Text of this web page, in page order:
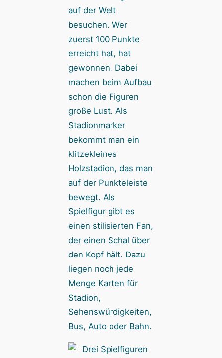
auf der Welt
besuchen. Wer
zuerst 100 Punkte
erreicht hat, hat
gewonnen. Dabei
machen beim Aufbau
schon die Figuren
große Lust. Als
Stadionmarker
bekommt man ein
klitzekleines
Holzstadion, das man
auf der Punkteleiste
bewegt. Als
Spielfigur gibt es
einen stilisierten Fan,
der einen Schal über
den Kopf hält. Dazu
liegen noch jede
Menge Karten für
Stadion,
Sehenswürdigkeiten,
Bus, Auto oder Bahn.